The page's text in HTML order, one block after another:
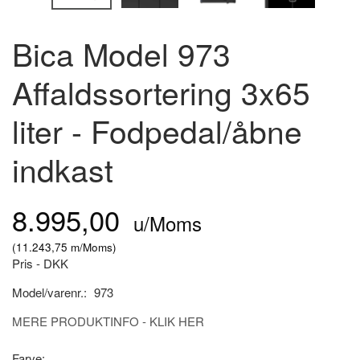
Bica Model 973
Affaldssortering 3x65
liter - Fodpedal/åbne
indkast
8.995,00 u/Moms
(11.243,75 m/Moms)
Pris - DKK
Model/varenr.: 973
MERE PRODUKTINFO - KLIK HER